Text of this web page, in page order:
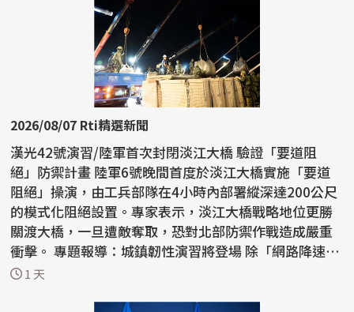
2026/08/07 Rti精選新聞
漢光42號演習/陸軍首次封閉淡江大橋 驗證「要道阻
絕」防禦計畫 陸軍6號晚間首度於淡江大橋實施「要道
阻絕」操演，由工兵部隊在4小時內部署縱深達200公尺
的模式化阻絕設置。專家表示，淡江大橋戰略地位更勝
關渡大橋，一旦遭敵奪取，恐對北部防禦作戰造成嚴重
衝擊。 專題報導：城鎮韌性演習將登場 除「網路降速、
躲3...
1 天